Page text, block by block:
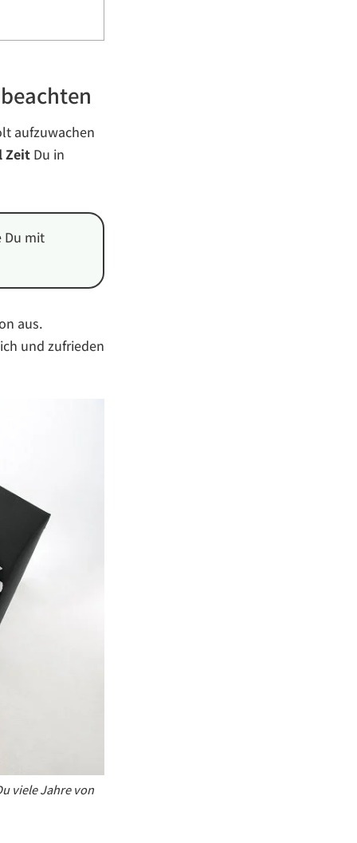
aufzuwachen
Zeit Du in
Du mit
aus.
und zufrieden
viele Jahre von